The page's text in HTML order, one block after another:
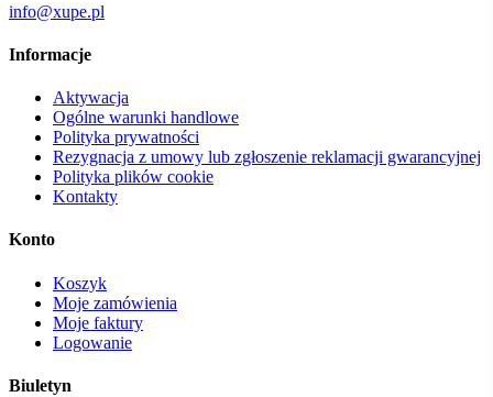
info@xupe.pl
Informacje
Aktywacja
Ogólne warunki handlowe
Polityka prywatności
Rezygnacja z umowy lub zgłoszenie reklamacji gwarancyjnej
Polityka plików cookie
Kontakty
Konto
Koszyk
Moje zamówienia
Moje faktury
Logowanie
Biuletyn